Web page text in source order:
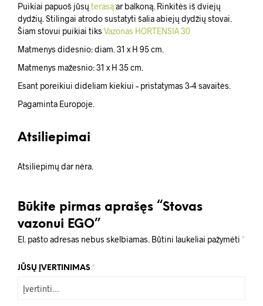
Puikiai papuoš jūsų terasąar balkoną. Rinkitės iš dviejų
dydžių. Stilingai atrodo sustatyti šalia abiejų dydžių stovai.
Šiam stovui puikiai tiksVazonas HORTENSIA 30
Matmenys didesnio: diam. 31 x H 95 cm.
Matmenys mažesnio: 31 x H 35 cm.
Esant poreikiui dideliam kiekiui – pristatymas 3-4 savaitės.
Pagaminta Europoje.
Atsiliepimai
Atsiliepimų dar nėra.
Būkite pirmas aprašęs “Stovas
vazonui EGO”
El. pašto adresas nebus skelbiamas. Būtini laukeliai pažymėti *
JŪSŲ ĮVERTINIMAS *